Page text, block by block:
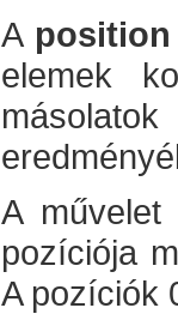
A
elemek
A
pozíciója
A pozíciók